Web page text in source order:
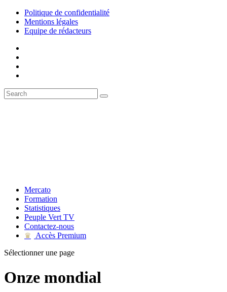
Politique de confidentialité
Mentions légales
Equipe de rédacteurs
Mercato
Formation
Statistiques
Peuple Vert TV
Contactez-nous
♛
Accès Premium
Sélectionner une page
Onze mondial